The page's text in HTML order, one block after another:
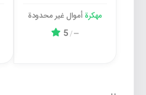
مهكرةأموال غیر محدودة
—
/
5